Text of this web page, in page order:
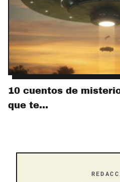
10 cuentos de
que te…